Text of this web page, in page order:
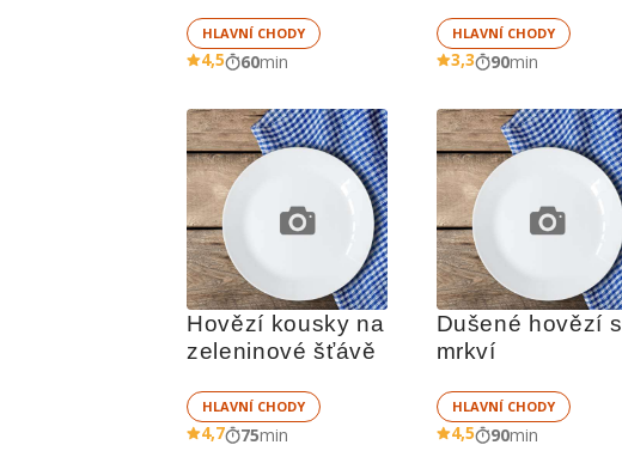
HLAVNÍ CHODY
4,5 60min
HLAVNÍ CHODY
3,3 90min
Hovězí kousky na
zeleninové šťávě
HLAVNÍ CHODY
4,7 75min
Dušené hovězí s
mrkví
HLAVNÍ CHODY
4,5 90min